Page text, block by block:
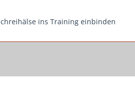
ins Training einbinden